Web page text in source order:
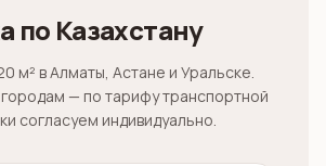
по Казахстану
м² в Алматы, Астане и Уральске.
— по тарифу транспортной
согласуем индивидуально.